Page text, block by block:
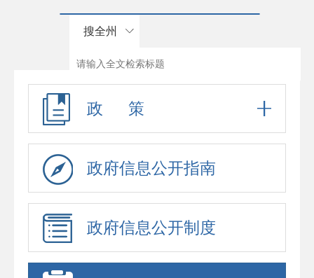
搜全州
政 策
政府信息公开指南
政府信息公开制度